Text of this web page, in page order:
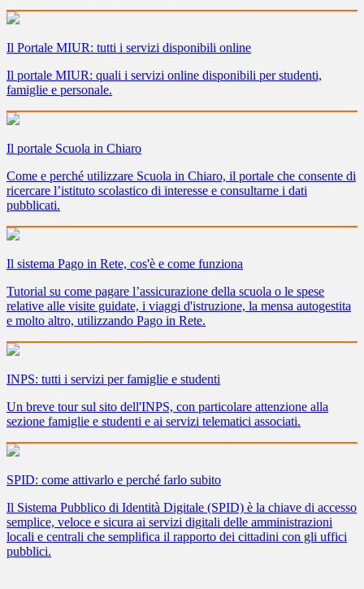
Il Portale MIUR: tutti i servizi disponibili online
Il portale MIUR: quali i servizi online disponibili per studenti,
famiglie e personale.
Il portale Scuola in Chiaro
Come e perché utilizzare Scuola in Chiaro, il portale che consente di
ricercare l’istituto scolastico di interesse e consultarne i dati
pubblicati.
Il sistema Pago in Rete, cos'è e come funziona
Tutorial su come pagare l’assicurazione della scuola o le spese
relative alle visite guidate, i viaggi d'istruzione, la mensa autogestita
e molto altro, utilizzando Pago in Rete.
INPS: tutti i servizi per famiglie e studenti
Un breve tour sul sito dell'INPS, con particolare attenzione alla
sezione famiglie e studenti e ai servizi telematici associati.
SPID: come attivarlo e perché farlo subito
Il Sistema Pubblico di Identità Digitale (SPID) è la chiave di accesso
semplice, veloce e sicura ai servizi digitali delle amministrazioni
locali e centrali che semplifica il rapporto dei cittadini con gli uffici
pubblici.